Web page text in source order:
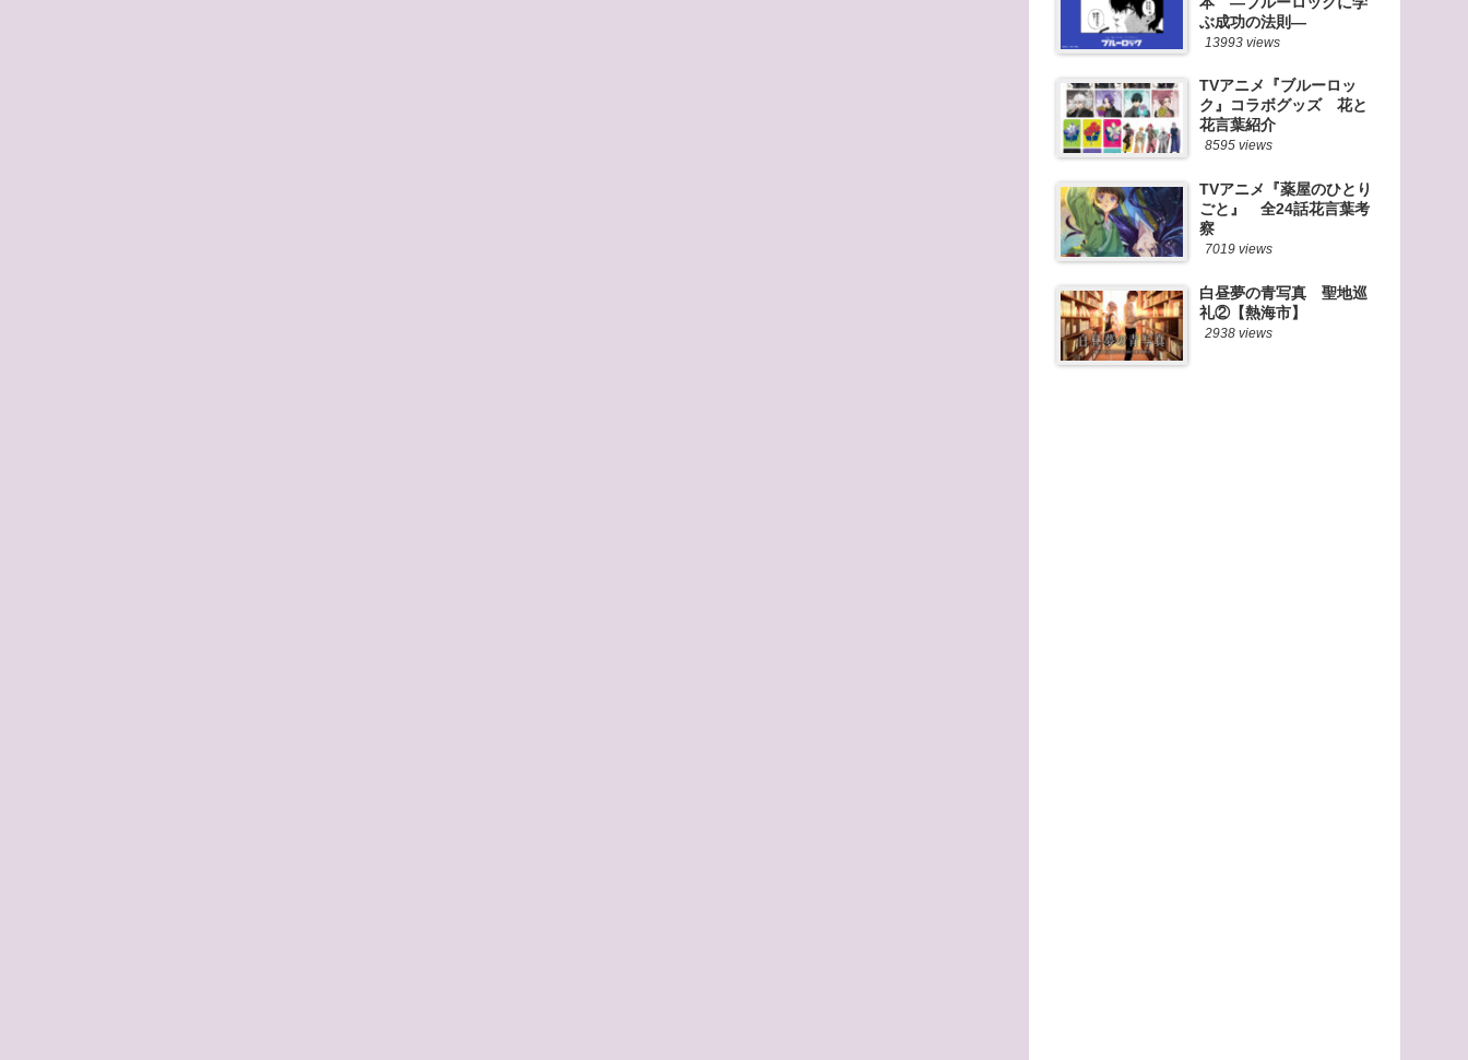
ぶ成功の法則―
13993 views
TVアニメ『ブルーロッ
ク』コラボグッズ 花と
花言葉紹介
8595 views
TVアニメ『薬屋のひとり
ごと』 全24話花言葉考
察
7019 views
白昼夢の青写真 聖地巡
礼②【熱海市】
2938 views